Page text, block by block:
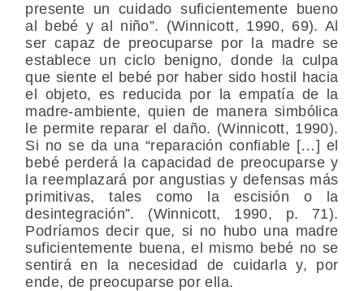
presente un cuidado suficientemente bueno
al bebé y al niño”. (Winnicott, 1990, 69). Al
ser capaz de preocuparse por la madre se
establece un ciclo benigno, donde la culpa
que siente el bebé por haber sido hostil hacia
el objeto, es reducida por la empatía de la
madre-ambiente, quien de manera simbólica
le permite reparar el daño. (Winnicott, 1990).
Si no se da una “reparación confiable […] el
bebé perderá la capacidad de preocuparse y
la reemplazará por angustias y defensas más
primitivas, tales como la escisión o la
desintegración”. (Winnicott, 1990, p. 71).
Podríamos decir que, si no hubo una madre
suficientemente buena, el mismo bebé no se
sentirá en la necesidad de cuidarla y, por
ende, de preocuparse por ella.